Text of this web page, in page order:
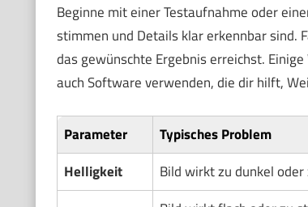
Beginne mit einer Testaufnahme oder
stimmen und Details klar erkennbar sind.
das gewünschte Ergebnis erreichst.
auch Software verwenden, die dir hilft,
Parameter Typisches Problem
Helligkeit
Bild wirkt zu dunkel oder